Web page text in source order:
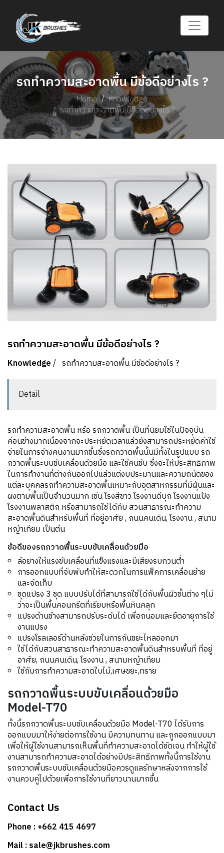
รถทำความสะอาดพื้น มีข้อดีอย่างไร ?
Home
Knowledge
รถทำความสะอาดพื้น มีข้อดีอย่างไร ?
รถทำความสะอาดพื้น มีข้อดีอย่างไร ?
Knowledge/ รถทำความสะอาดพื้น มีข้อดีอย่างไร ?
Detail
รถทำความสะอาดพื้น หรือ รถกวาดพื้น เป็นที่นิยมใช้ในปัจจุบัน
ค่อนข้างมากเนื่องจากจะประหยัดเวลาแล้วยังสามารถประหยัดค่าใช้
จ่ายในการจ้างคนงานมากขึ้นซึ่งรถกวาดพื้นนั้นมีทั้งในรูปแบบ รถ
กวาดพื้นระบบขับเคลื่อนด้วยมือ และใช้คนขับ ซึ่งจะให้ประสิทธิภาพ
ในการทำงานที่ต่างกันออกไปแล้วแต่งบประมานและความถนัดของ
แต่ละบุคคลรถทำความสะอาดพื้นเหมาะกับอุตสาหกรรมที่มีฝุ่นและ
ผงตามพื้นเป็นจำนวนมาก เช่น โรงสีขาว โรงงานดีบุก โรงงานแป้ง
โรงงานพลาสติก หรือสามารถใช้ได้กับ สวนสาธารณะทำความ
สะอาดพื้นดินสำหรับพื้นที่ ที่อยู่อาศัย , ถนนคนเดิน, โรงงาน , สนาม
หญ้าเทียม เป็นต้น
ข้อดีของรถกวาดพื้นระบบขับเคลื่อนด้วยมือ
ล้อยางให้แรงขับเคลื่อนที่แข็งแรงและมีเสียงรบกวนต่ำ
การออกแบบที่จับพับทำให้สะดวกในการแพ็คการเคลื่อนย้าย
และจัดเก็บ
ชุดแปรง 3 ชุด แบบปรับได้ที่สามารถใช้ได้กับพื้นผิวชั้นต่าง ๆไม่
ว่าจะเป็นพื้นคอนกรีตที่เรียบหรือพื้นหินคลุก
แปรงด้านข้างสามารถปรับระดับได้ เพื่อถนอมและยืดอายุการใช้
งานแปรง
แปรงโรลเลอร์ด้านหลังช่วยในการกันขยะไหลออกมา
ใช้ได้กับสวนสาธารณะทำความสะอาดพื้นดินสำหรบพื้นที่ ที่อยู่
อาศัย, ถนนคนเดิน, โรงงาน , สนามหญ้าเทียม
ใช้กับการทำความสะอาดใบไม้,เศษขยะ,ทราย
รถกวาดพื้นระบบขับเคลื่อนด้วยมือ
Model-T70
ทั้งนี้รถกวาดพื้นระบบขับเคลื่อนด้วยมือ Model-T70 ได้รับการ
ออกแบบมาให้ง่ายต่อการใช้งาน มีความทนทาน และถูกออกแบบมา
เพื่อให้ผู้ใช้งานสามารถเห็นพื้นที่ทำความสะอาดได้ชัดเจน ทำให้ผู้ใช้
งานสามารถทำความสะอาดได้อย่างมีประสิทธิภาพทั้งนี้การใช้งาน
รถกวาดพื้นระบบขับเคลื่อนด้วยมือควรดูแลรักษาหลังจากการใช้
งานควบคู่ไปด้วยเพื่อการใช้งานที่ยาวนานมากขึ้น
Contact Us
Phone : +662 415 4697
Mail : sale@jkbrushes.com